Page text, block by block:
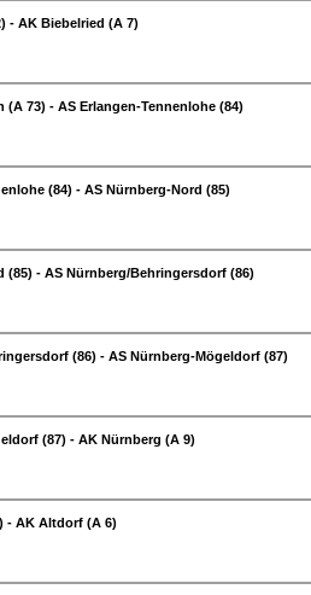
- AK Biebelried (A 7)
(A 73) - AS Erlangen-Tennenlohe (84)
(84) - AS Nürnberg-Nord (85)
(85) - AS Nürnberg/Behringersdorf (86)
(86) - AS Nürnberg-Mögeldorf (87)
(87) - AK Nürnberg (A 9)
- AK Altdorf (A 6)